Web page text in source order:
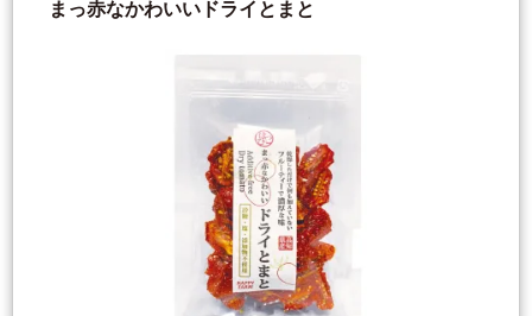
まっ赤なかわいいドライとまと